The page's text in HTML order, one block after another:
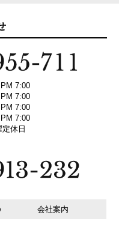
7:00
7:00
7:00
7:00
休日
会社案内